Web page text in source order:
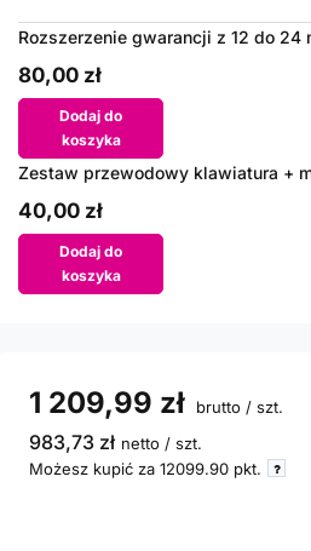
Rozszerzenie gwarancji z 12 do 24
80,00 zł
Dodaj do
koszyka
Zestaw przewodowy klawiatura +
40,00 zł
Dodaj do
koszyka
1 209,99 zł brutto / szt.
983,73 zł netto / szt.
Możesz kupić za 12099.90 pkt.